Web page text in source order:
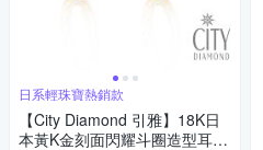
日系輕珠寶熱銷款
【City Diamond 引雅】18K日
本黃K金刻面閃耀斗圈造型耳環